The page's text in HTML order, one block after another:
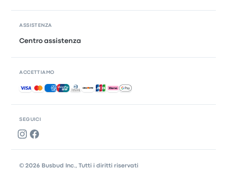
SEGUICI
ASSISTENZA
Centro assistenza
ACCETTIAMO
Pagamenti accettati
© 2026 Busbud Inc., Tutti i diritti riservati